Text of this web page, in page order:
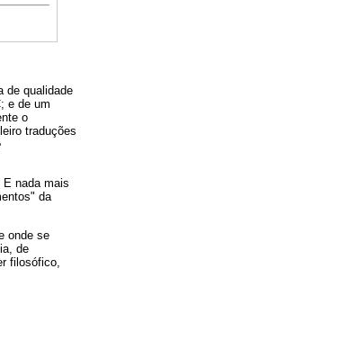
de qualidade
e de um
o
traduções
nada mais
da
onde se
de
filosófico,